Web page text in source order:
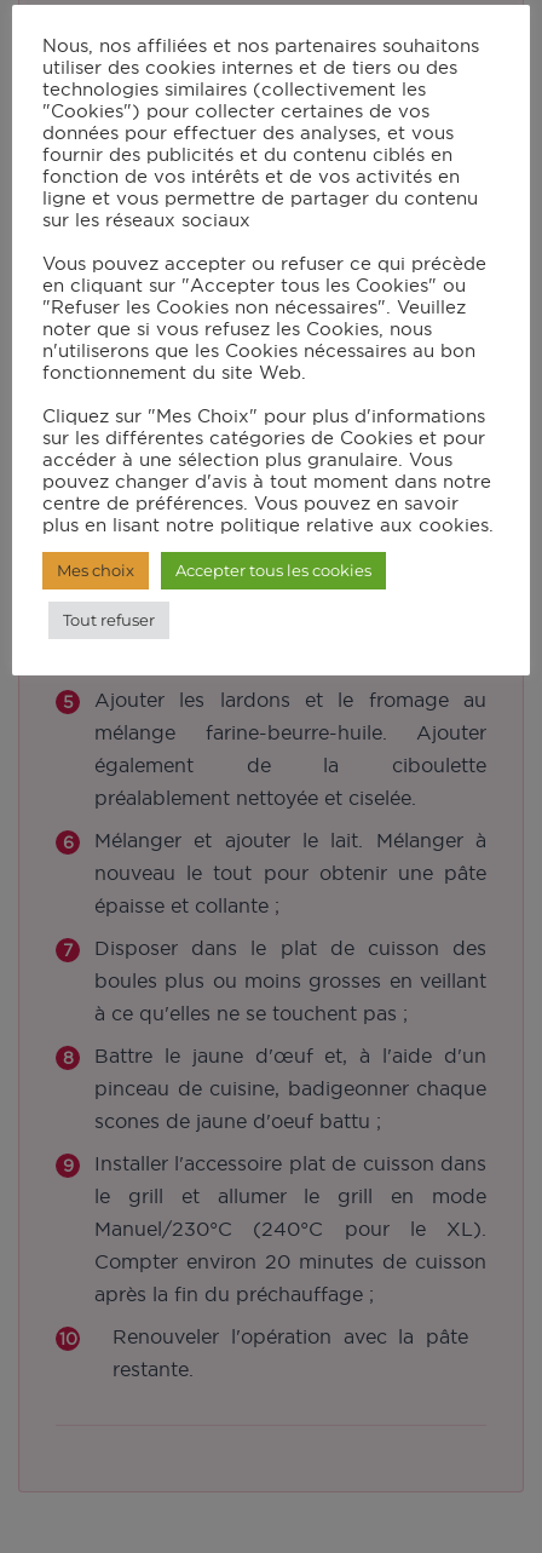
Instructions
Dans un saladier, commencer par
mélanger la farine, la levure et une
pincée de sel ;
et l'huile d'olive. Mélanger ;
Déposer les lardons dans l'accessoire
plat de cuisson et disposer le plat sur le
grill. Allumer le grill en mode
Manuel/190°C (ou 200°C pour le XL).
Remuer régulièrement à l'aide d'une
spatule en bois jusqu'à ce que les
lardons soient cuits. Les réserver sur du
papier absorbant. Nettoyer rapidement
le plat de cuisson ;
Découper ensuite le fromage de chèvre
Ajouter les lardons et le fromage au
mélange farine-beurre-huile. Ajouter
également de la ciboulette
préalablement nettoyée et ciselée.
Mélanger et ajouter le lait. Mélanger à
nouveau le tout pour obtenir une pâte
épaisse et collante ;
Disposer dans le plat de cuisson des
boules plus ou moins grosses en veillant
à ce qu'elles ne se touchent pas ;
Battre le jaune d'œuf et, à l'aide d'un
pinceau de cuisine, badigeonner chaque
scones de jaune d'oeuf battu ;
Installer l'accessoire plat de cuisson dans
le grill et allumer le grill en mode
Manuel/230°C (240°C pour le XL).
Compter environ 20 minutes de cuisson
après la fin du préchauffage ;
Renouveler l'opération avec la pâte
restante.
Nous, nos affiliées et nos partenaires souhaitons
utiliser des cookies internes et de tiers ou des
technologies similaires (collectivement les
"Cookies") pour collecter certaines de vos
données pour effectuer des analyses, et vous
fournir des publicités et du contenu ciblés en
fonction de vos intérêts et de vos activités en
ligne et vous permettre de partager du contenu
sur les réseaux sociaux
Vous pouvez accepter ou refuser ce qui précède
en cliquant sur "Accepter tous les Cookies" ou
"Refuser les Cookies non nécessaires". Veuillez
noter que si vous refusez les Cookies, nous
n'utiliserons que les Cookies nécessaires au bon
fonctionnement du site Web.
Cliquez sur "Mes Choix" pour plus d'informations
sur les différentes catégories de Cookies et pour
accéder à une sélection plus granulaire. Vous
pouvez changer d'avis à tout moment dans notre
centre de préférences. Vous pouvez en savoir
plus en lisant notre politique relative aux cookies.
Mes choix Accepter tous les cookies
Tout refuser